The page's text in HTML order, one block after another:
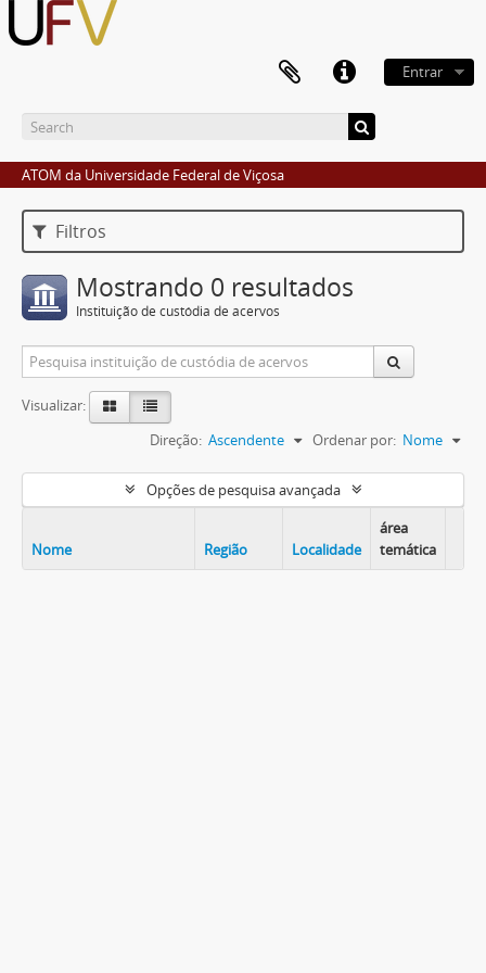
Entrar
ATOM da Universidade Federal de Viçosa
Filtros
Mostrando 0 resultados
Instituição de custódia de acervos
Visualizar:
Ordenar por: Nome
Direção: Ascendente
Opções de pesquisa avançada
Nome Região Localidade
área
temática